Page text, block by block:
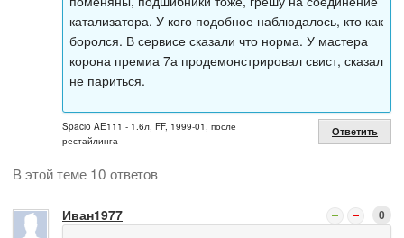
катализатора. У кого подобное наблюдалось, кто как
боролся. В сервисе сказали что норма. У мастера
корона премиа 7а продемонстрировал свист, сказал
не париться.
Spacio AE111 - 1.6л, FF, 1999-01, после
рестайлинга
Ответить
В этой теме 10 ответов
Иван1977 0